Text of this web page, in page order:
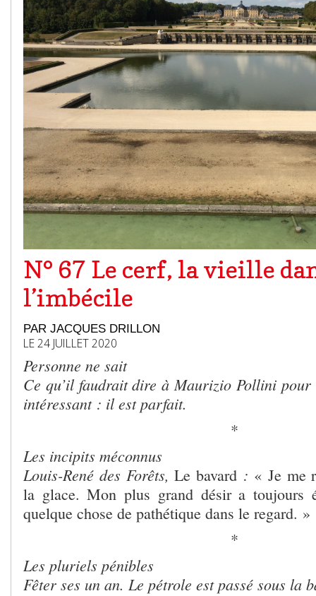
N° 67 Le cerf, la vieille
l’imbécile
PAR JACQUES DRILLON
LE 24 JUILLET 2020
Personne ne sait
Ce qu’il faudrait dire à Maurizio Pollini pour
intéressant : il est parfait.
*
Les incipits méconnus
Louis-René des Forêts,Le bavard : « Je me
la glace. Mon plus grand désir a toujours
quelque chose de pathétique dans le regard. »
*
Les pluriels pénibles
Fêter ses un an. Le pétrole est passé sous la